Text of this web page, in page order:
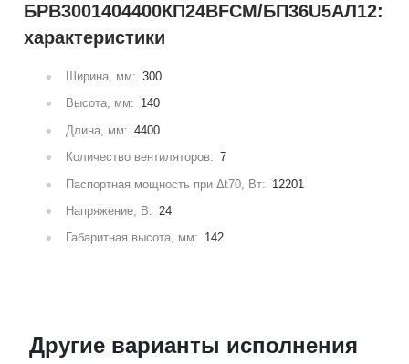
БРВ3001404400КП24ВFCM/БП36U5АЛ12:
характеристики
Ширина, мм: 300
Высота, мм: 140
Длина, мм: 4400
Количество вентиляторов: 7
Паспортная мощность при Δt70, Вт: 12201
Напряжение, В: 24
Габаритная высота, мм: 142
Другие варианты исполнения